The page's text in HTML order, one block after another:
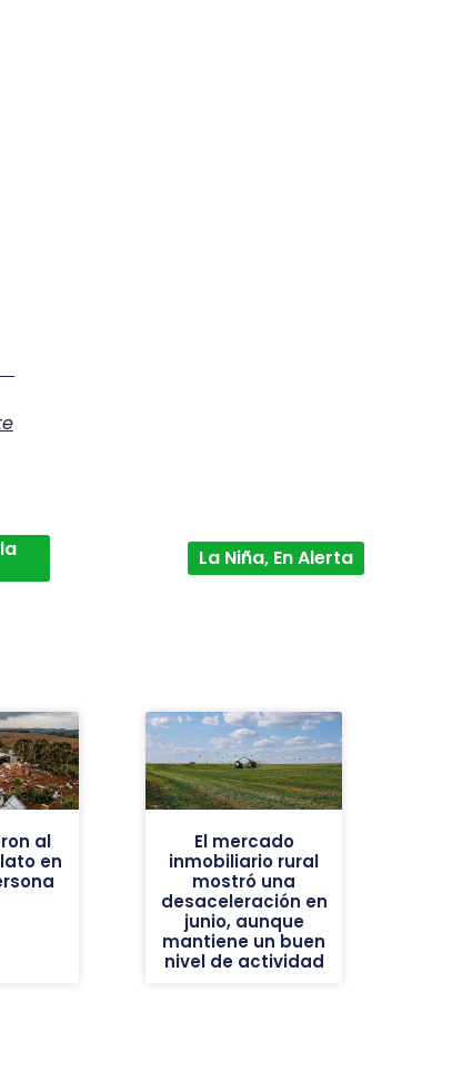
La Niña, En Alerta
al
en
El mercado
inmobiliario rural
mostró una
desaceleración en
junio, aunque
mantiene un buen
nivel de actividad